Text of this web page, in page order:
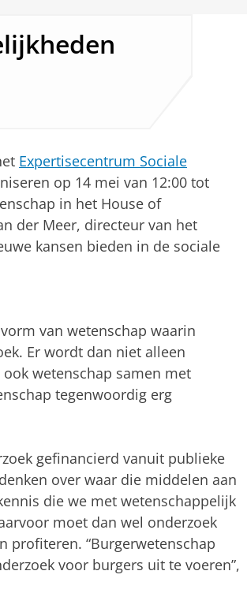
Expertisecentrum Sociale
op 14 mei van 12:00 tot
in het House of
der Meer, directeur van het
kansen bieden in de sociale
van wetenschap waarin
Er wordt dan niet alleen
wetenschap samen met
tegenwoordig erg
gefinancierd vanuit publieke
over waar die middelen aan
die we met wetenschappelijk
moet dan wel onderzoek
profiteren. “Burgerwetenschap
voor burgers uit te voeren”,